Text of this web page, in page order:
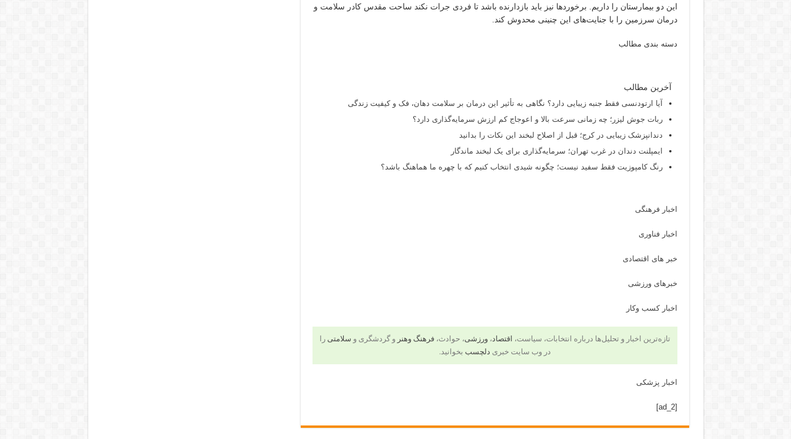
این دو بیمارستان را داریم. برخوردها نیز باید بازدارنده باشد تا فردی جرات نکند ساحت مقدس کادر سلامت و
درمان سرزمین را با جنایت‌های این چنینی محدوش کند.
دسته بندی مطالب
آخرین مطالب
آیا ارتودنسی فقط جنبه زیبایی دارد؟ نگاهی به تأثیر این درمان بر سلامت دهان، فک و کیفیت زندگی
ربات جوش لیزر؛ چه زمانی سرعت بالا و اعوجاج کم ارزش سرمایه‌گذاری دارد؟
دندانپزشک زیبایی در کرج؛ قبل از اصلاح لبخند این نکات را بدانید
ایمپلنت دندان در غرب تهران؛ سرمایه‌گذاری برای یک لبخند ماندگار
رنگ کامپوزیت فقط سفید نیست؛ چگونه شیدی انتخاب کنیم که با چهره ما هماهنگ باشد؟
اخبار فرهنگی
اخبار فناوری
خبر های اقتصادی
خبرهای ورزشی
اخبار کسب وکار
تازه‌ترین اخبار و تحلیل‌ها درباره انتخابات، سیاست، اقتصاد،ورزشی، حوادث،فرهنگ وهنر و گردشگری و سلامتی را
در وب سایت خبری دلچسب بخوانید.
اخبار پزشکی
[ad_2]